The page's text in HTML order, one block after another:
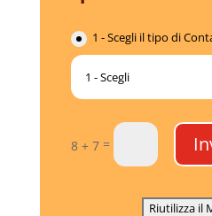
1 - Scegli il tipo di
8 + 7 =